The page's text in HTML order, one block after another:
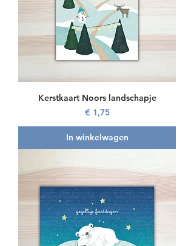
Kerstkaart Noors landschapje
Prijs
€ 1,75
In winkelwagen